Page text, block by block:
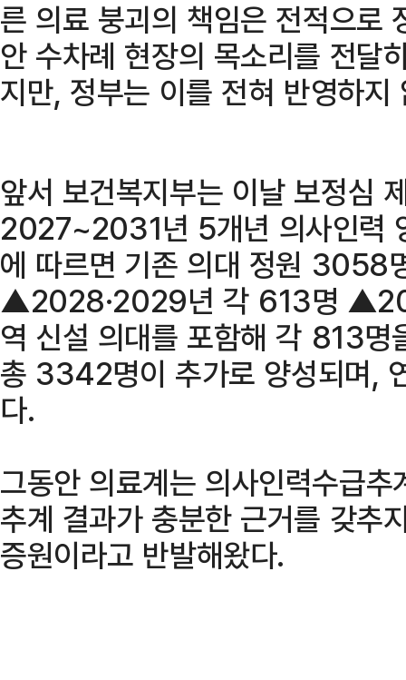
른 의료 붕괴의 책임은 전적으로
안 수차례 현장의 목소리를 전달
지만, 정부는 이를 전혀 반영하지
앞서 보건복지부는 이날 보정심
2027~2031년 5개년 의사인력
에 따르면 기존 의대 정원
▲2028·2029년 각 613명
역 신설 의대를 포함해 각 813명
총 3342명이 추가로 양성되며,
다.
그동안 의료계는 의사인력수급
추계 결과가 충분한 근거를 갖추
증원이라고 반발해왔다.